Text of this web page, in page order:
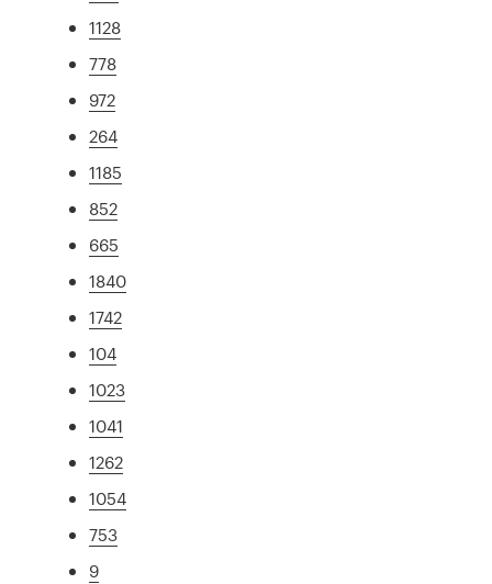
1128
778
972
264
1185
852
665
1840
1742
104
1023
1041
1262
1054
753
9